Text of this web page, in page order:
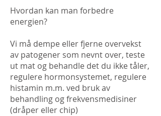
Hvordan kan man forbedre
energien?
Vi må dempe eller fjerne overvekst
av patogener som nevnt over, teste
ut mat og behandle det du ikke tåler,
regulere hormonsystemet, regulere
histamin m.m. ved bruk av
behandling og frekvensmedisiner
(dråper eller chip)